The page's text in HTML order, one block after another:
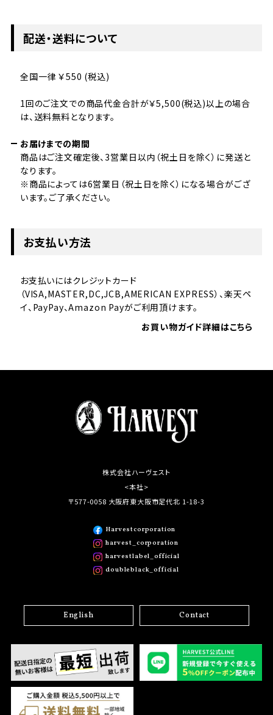
配送・送料について
全国一律 ￥550 (税込)
1回のご注文での商品代金合計が￥5,500(税込)以上の場合
は、送料無料となります。
お届けまでの期間
商品はご注文確定後、3営業日以内（祝土日を除く）に発送と
なります。
※商品によっては6営業日（祝土日を除く）になる場合がござ
います。ご了承ください。
お支払い方法
お支払いにはクレジットカード
（VISA,MASTER,DC,JCB,AMERICAN EXPRESS）、楽天ペ
イ、PayPay、Amazon Payがご利用頂けます。
お買い物ガイド詳細はこちら
株式会社ハーヴェスト
<本社>
〒577-0058 大阪府東大阪市足代北 1-18-3
Harvestcorporation
harvest_corporation
harvestlabel_official
doubleblack_official
English Contact